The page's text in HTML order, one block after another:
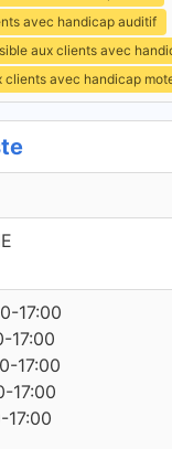
avec handicap auditif
aux clients avec
clients avec handicap
17:00
17:00
17:00
17:00
17:00